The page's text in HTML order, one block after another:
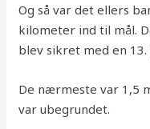
Og så var det ellers
kilometer ind til mål.
blev sikret med en 13.
De nærmeste var 1,5
var ubegrundet.